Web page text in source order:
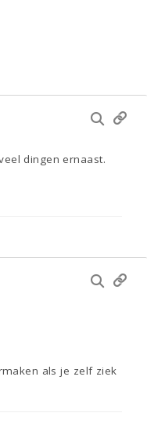
dingen ernaast.
als je zelf ziek